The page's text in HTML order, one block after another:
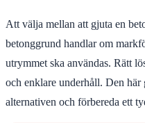
Att välja mellan att gjuta en
betonggrund handlar om
utrymmet ska användas. Rätt
och enklare underhåll. Den
alternativen och förbereda ett